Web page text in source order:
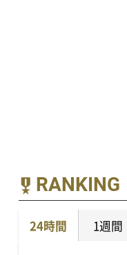
RANKING
24時間 1週間